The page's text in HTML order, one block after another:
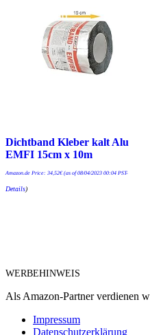
Dichtband Kleber kalt Alu
EMFI 15cm x 10m
Amazon.de Price: 34,52€(as of 08/04/2023 00:04 PST-
Details)
WERBEHINWEIS
Als Amazon-Partner verdienen
Impressum
Datenschutzerklärung